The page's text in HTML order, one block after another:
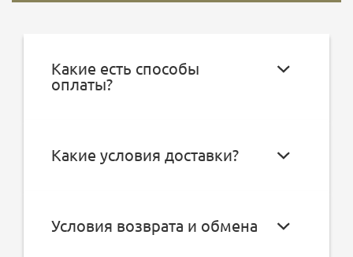
Какие есть способы
оплаты?
Какие условия доставки?
Условия возврата и обмена